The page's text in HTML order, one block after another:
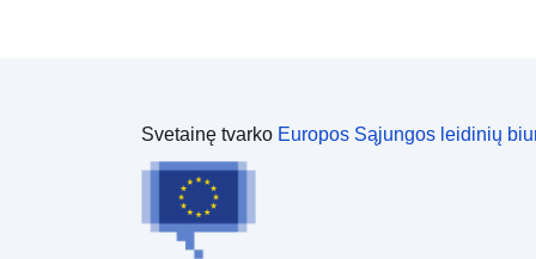
Svetainę tvarko Europos Sąjungos leidinių